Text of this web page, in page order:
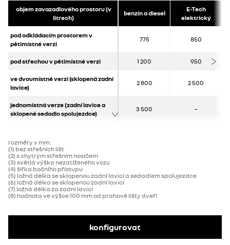
objem zavazadlového prostoru (v
litrech)
benzin a diesel
E-Tech
elektrický
pod odkládacím prostorem v
pětimístné verzi
775 850
pod střechou v pětimístné verzi 1 200 950
ve dvoumístné verzi (sklopená zadní
lavice)
2 800 2 500
jednomístná verze (zadní lavice a
sklopené sedadlo spolujezdce)
3 500 –
rozměry v mm.
(1) bez střešních lišt
(2) s chytrým střešním nosičem
(3) světlá výška nezatíženého vozu
(4) šířka bočního přístupu
(5) ložná délka se sklopenou zadní lavicí a sedadlem spolujezdce
(6) ložná délka se sklopenou zadní lavicí
(7) ložná délka za zadní lavicí
(8) hodnota ve výšce 100 mm od prahové lišty dveří
konfigurovat